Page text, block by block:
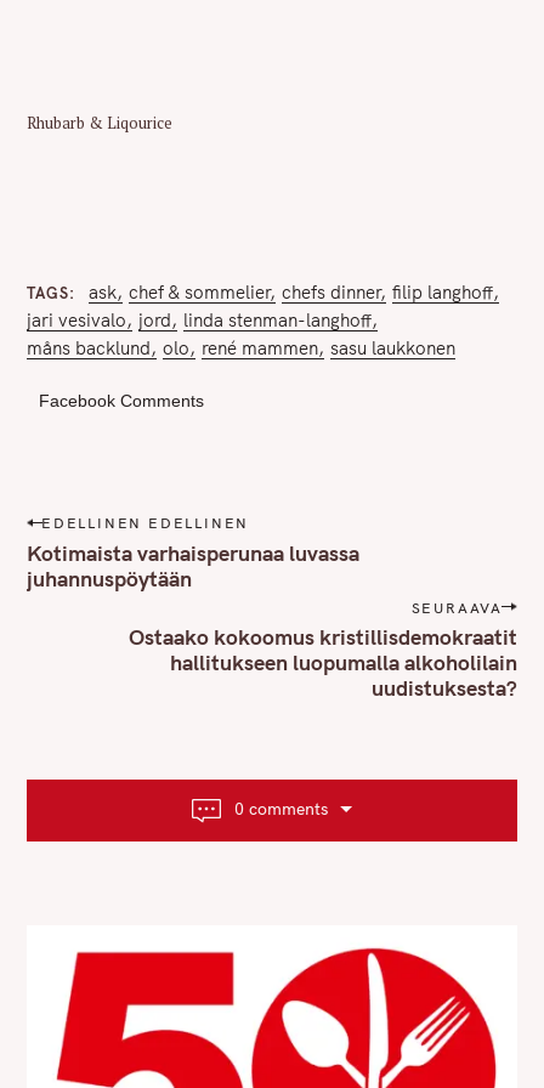
Rhubarb & Liqourice
TAGS ask chef & sommelier chefs dinner filip langhoff
jari vesivalo
jord
linda stenman-langhoff
måns backlund olo rené mammen sasu laukkonen
Facebook Comments
P
o
s
a
i
EDELLINEN EDELLINEN
Kotimaista varhaisperunaa luvassa
juhannuspöytään
SEURAAVA
Ostaako kokoomus kristillisdemokraatit
hallitukseen luopumalla alkoholilain
uudistuksesta?
0 comments